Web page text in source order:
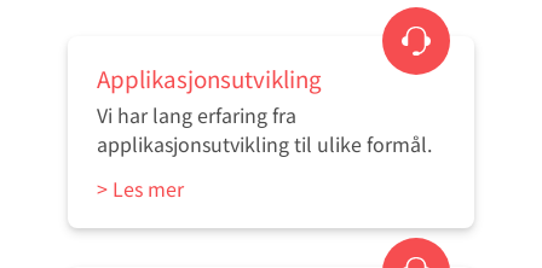
Applikasjonsutvikling
Vi har lang erfaring fra
applikasjonsutvikling til ulike formål.
> Les mer